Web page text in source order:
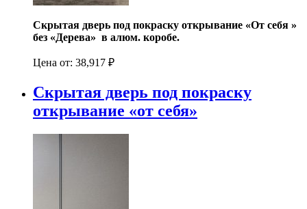
Скрытая дверь под покраску открывание «От себя »
без «Дерева» в алюм. коробе.
Цена от: 38,917 ₽
Скрытая дверь под покраску
открывание «от себя»